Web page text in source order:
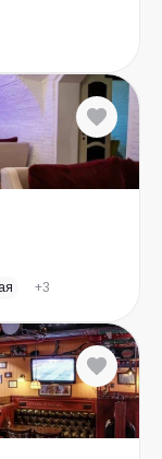
+3